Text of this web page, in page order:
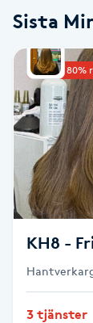
Babylights
Balayage
Barber
Sista
Upp till 80%
KH8 -
3 tjänster